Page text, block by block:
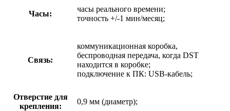
Часы:
часы реального времени;
точность +/-1 мин/месяц;
Связь:
коммуникационная коробка,
беспроводная передача, когда DST
находится в коробке;
подключение к ПК: USB-кабель;
Отверстие для
крепления:
0,9 мм (диаметр);